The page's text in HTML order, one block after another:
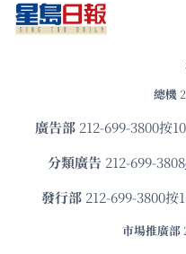
總機
廣告部212-699-3800按
分類廣告 212-699-3808
發⾏部 212-699-3800按
市場推廣部